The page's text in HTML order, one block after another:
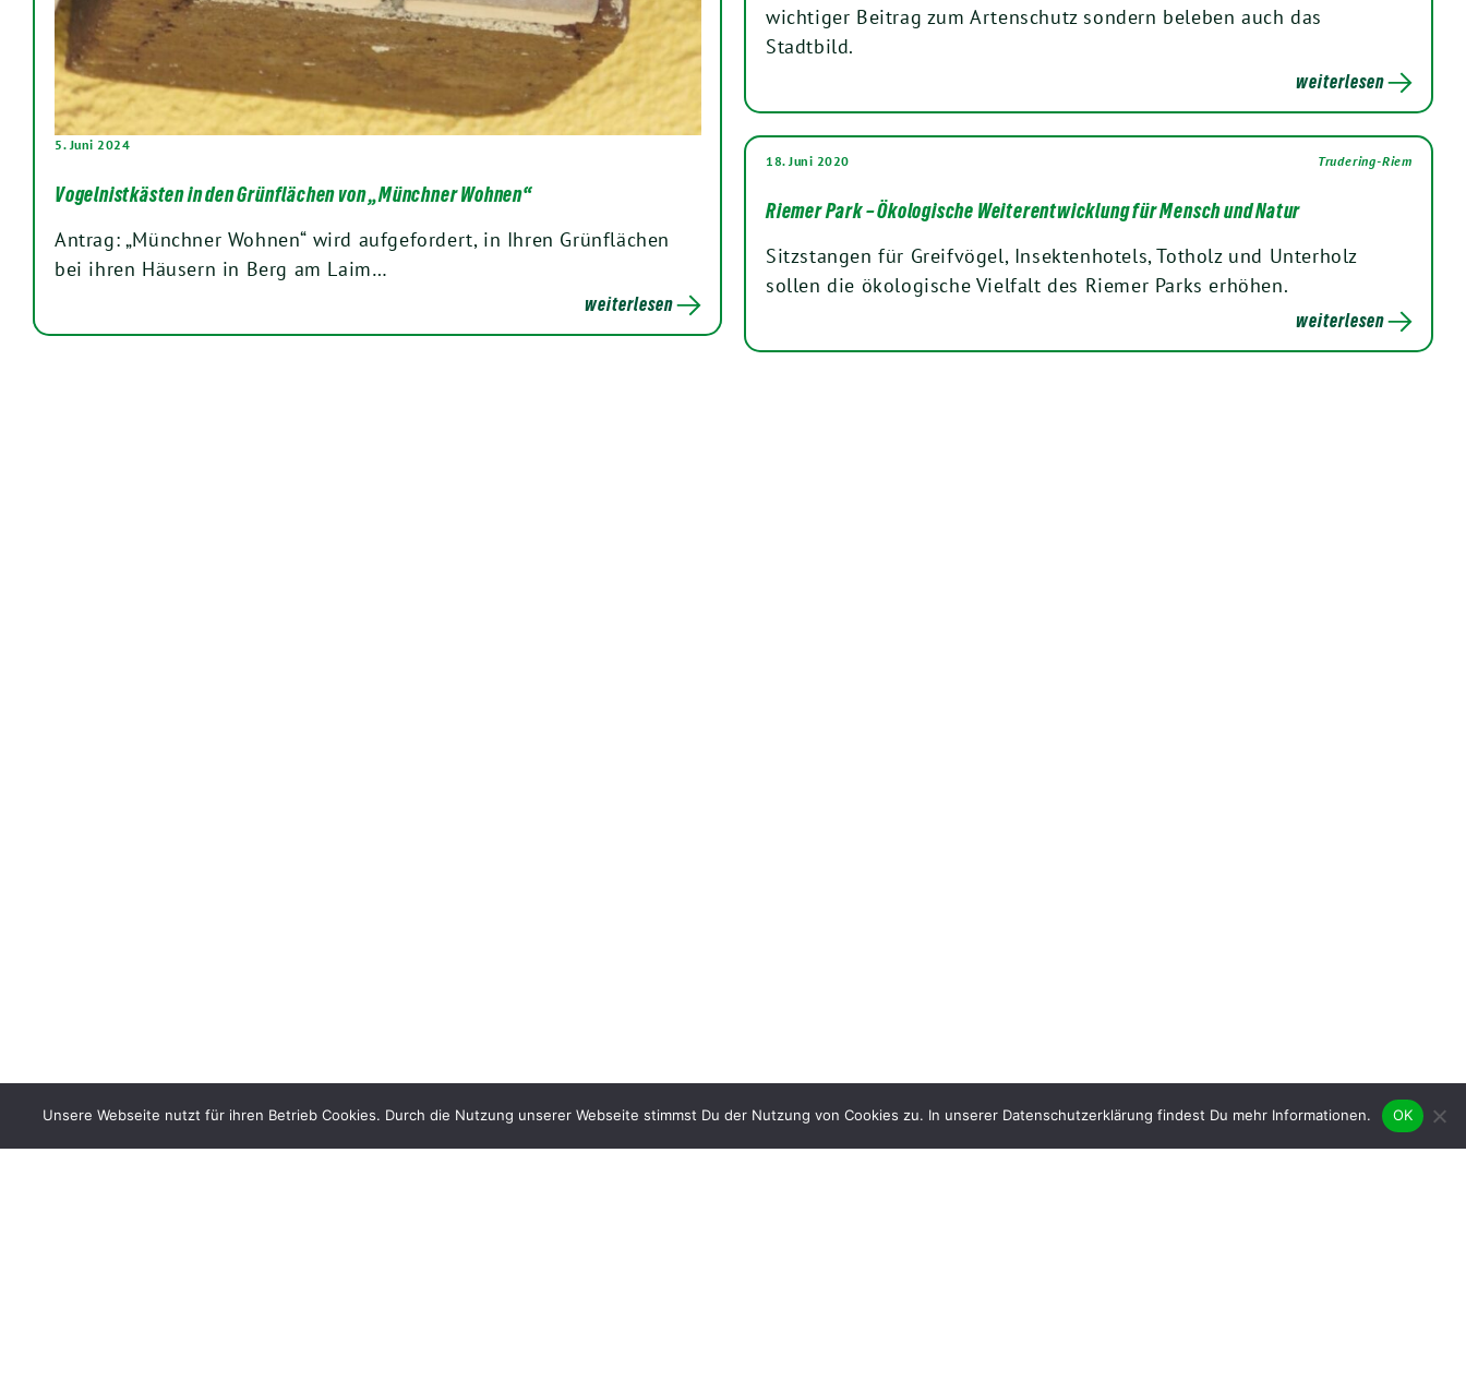
5. Juni 2024
Vogelnistkästen in den Grünflächen von „Münchner Wohnen“
Antrag: „Münchner Wohnen“ wird aufgefordert, in Ihren Grünflächen
bei ihren Häusern in Berg am Laim…
weiterlesen
wichtiger Beitrag zum Artenschutz sondern beleben auch das
Stadtbild.
weiterlesen
18. Juni 2020 Trudering-Riem
Riemer Park – Ökologische Weiterentwicklung für Mensch und Natur
Sitzstangen für Greifvögel, Insektenhotels, Totholz und Unterholz
sollen die ökologische Vielfalt des Riemer Parks erhöhen.
weiterlesen
Unsere Webseite nutzt für ihren Betrieb Cookies. Durch die Nutzung unserer Webseite stimmst Du der Nutzung von Cookies zu. In unserer Datenschutzerklärung findest Du mehr Informationen. OK